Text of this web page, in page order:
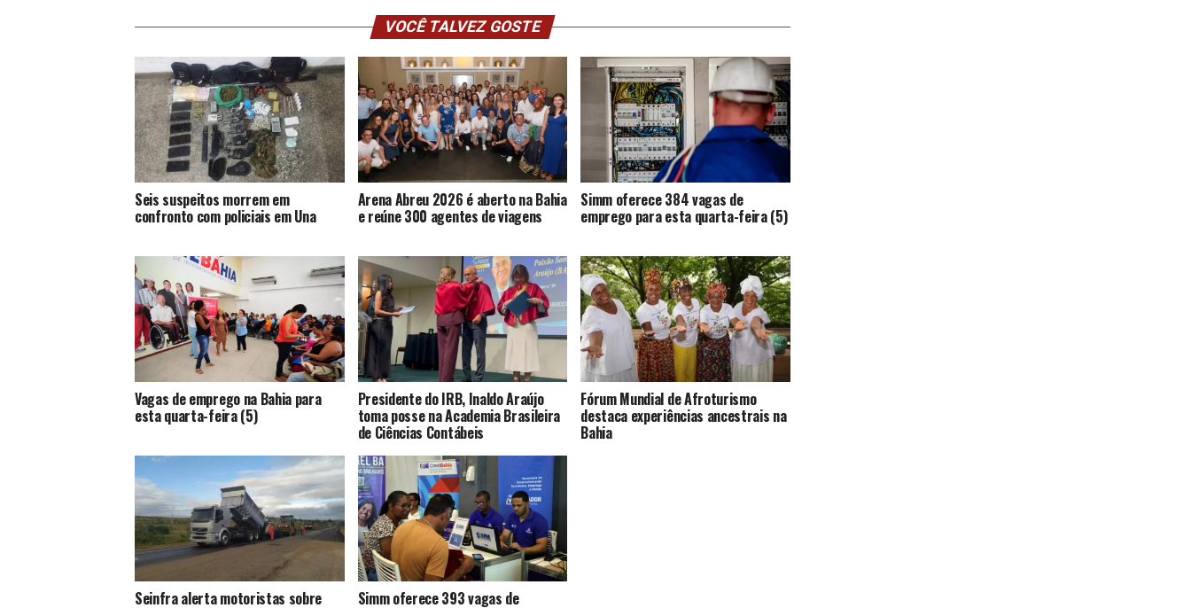
VOCÊ TALVEZ GOSTE
Seis suspeitos morrem em
confronto com policiais em Una
Arena Abreu 2026 é aberto na Bahia
e reúne 300 agentes de viagens
Simm oferece 384 vagas de
emprego para esta quarta-feira (5)
Vagas de emprego na Bahia para
esta quarta-feira (5)
Presidente do IRB, Inaldo Araújo
toma posse na Academia Brasileira
de Ciências Contábeis
Fórum Mundial de Afroturismo
destaca experiências ancestrais na
Bahia
Seinfra alerta motoristas sobre Simm oferece 393 vagas de